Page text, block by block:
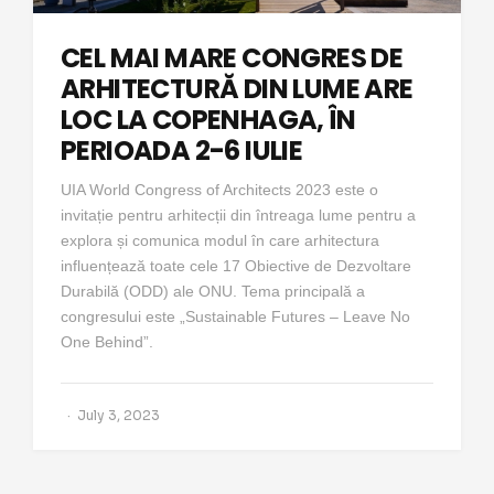
CEL MAI MARE CONGRES DE
ARHITECTURĂ DIN LUME ARE
LOC LA COPENHAGA, ÎN
PERIOADA 2-6 IULIE
UIA World Congress of Architects 2023 este o
invitație pentru arhitecții din întreaga lume pentru a
explora și comunica modul în care arhitectura
influențează toate cele 17 Obiective de Dezvoltare
Durabilă (ODD) ale ONU. Tema principală a
congresului este „Sustainable Futures – Leave No
One Behind”.
July 3, 2023